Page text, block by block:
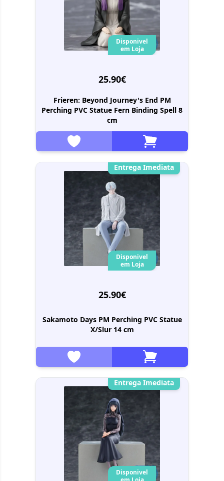
Disponivel
em Loja
25.90€
Frieren: Beyond Journey's End PM
Perching PVC Statue Fern Binding Spell 8
cm
Entrega Imediata
Disponivel
em Loja
25.90€
Sakamoto Days PM Perching PVC Statue
X/Slur 14 cm
Entrega Imediata
Disponivel